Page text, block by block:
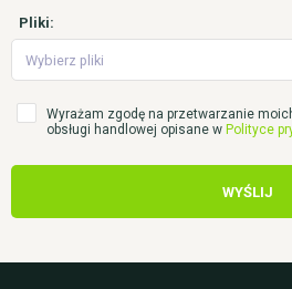
Pliki:
Wybierz pliki
Wyrażam zgodę na przetwarzanie
obsługi handlowej opisane w Polityce
WYŚLIJ